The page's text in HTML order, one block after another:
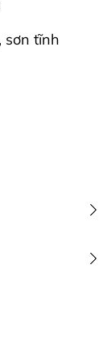
sơn tĩnh
tạ tay
lấy và
tĩnh